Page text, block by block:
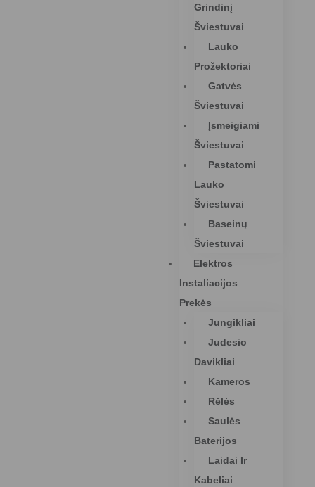
Grindinį
Šviestuvai
Lauko
Prožektoriai
Gatvės
Šviestuvai
Įsmeigiami
Šviestuvai
Pastatomi
Lauko
Šviestuvai
Baseinų
Šviestuvai
Elektros
Instaliacijos
Prekės
Jungikliai
Judesio
Davikliai
Kameros
Rėlės
Saulės
Baterijos
Laidai Ir
Kabeliai